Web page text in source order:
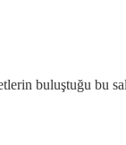
buluştuğu bu